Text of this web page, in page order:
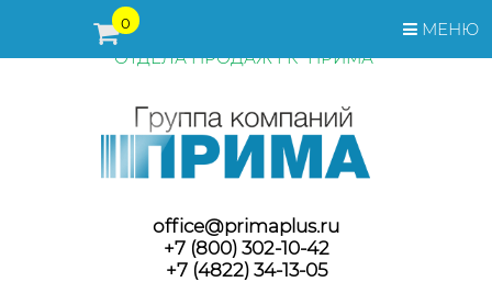
МЕНЮ
0
ПЕРЕД ОФОРМЛЕНИЕМ ЗАКАЗА, СТОИМОСТЬ И СРОКИ
ПОСТАВКИ ТОВАРА УТОЧНЯЙТЕ У МЕНЕДЖЕРОВ
ОТДЕЛА ПРОДАЖ ГК "ПРИМА"
office@primaplus.ru
+7 (800) 302-10-42
+7 (4822) 34-13-05